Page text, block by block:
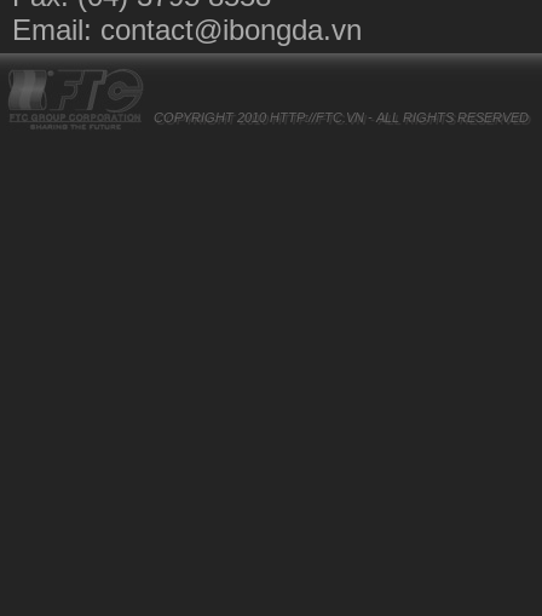
Email: contact@ibongda.vn
COPYRIGHT 2010 HTTP://FTC.VN - ALL RIGHTS RESERVED